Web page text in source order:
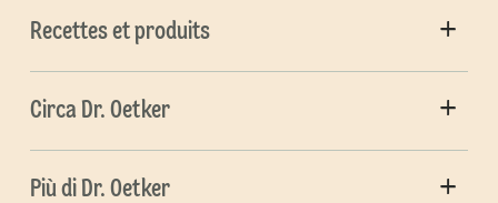
Recettes et produits
Circa Dr. Oetker
Più di Dr. Oetker